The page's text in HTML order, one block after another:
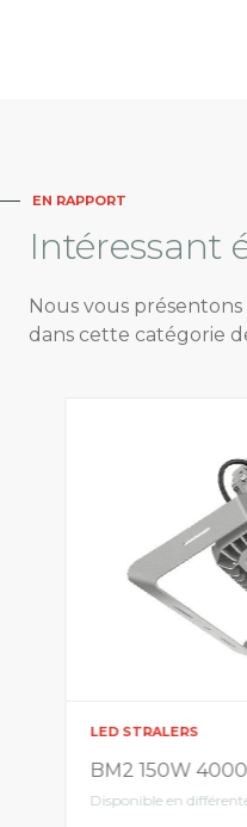
EN RAPPORT
Intéressant
Nous vous présentons
dans cette catégorie
LED STRALERS
BM2 150W
Disponible en